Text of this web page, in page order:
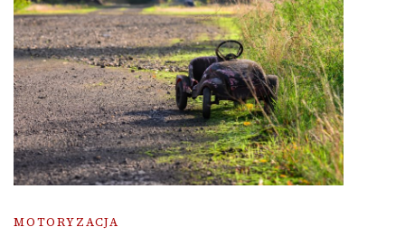
MOTORYZACJA